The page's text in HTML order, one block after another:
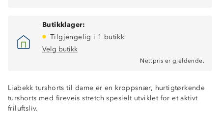
Butikklager:
Tilgjengelig i 1 butikk
Velg butikk
Nettpris er gjeldende.
Liabekk turshorts til dame er en kroppsnær, hurtigtørkende
turshorts med fireveis stretch spesielt utviklet for et aktivt
friluftsliv.
Lettvekt
To lommer med glidelås på lår
Beltehemper
Strikk i sidene av livet